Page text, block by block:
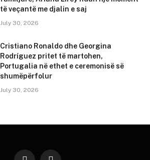
të veçantë me djalin e saj
July 30, 2026
Cristiano Ronaldo dhe Georgina
Rodríguez pritet të martohen,
Portugalia në ethet e ceremonisë së
shumëpërfolur
July 30, 2026